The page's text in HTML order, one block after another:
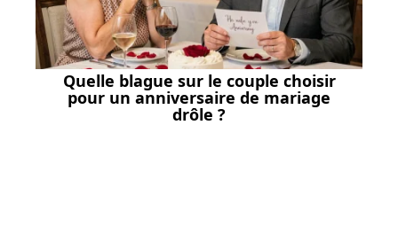
Quelle blague sur le couple choisir
pour un anniversaire de mariage
drôle ?